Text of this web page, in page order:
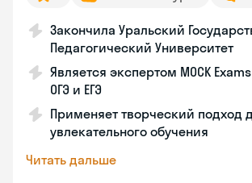
Закончила Уральский
Педагогический Университет
Является экспертом MOCK
ОГЭ и ЕГЭ
Применяет творческий подход
увлекательного обучения
Читать дальше